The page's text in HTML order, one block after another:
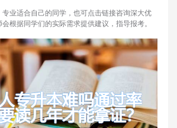
业适合自己的同学，也可点击链接咨询深大优
根据同学们的实际需求提供建议，指导报考。